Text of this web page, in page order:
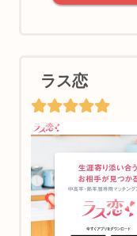
ラス恋